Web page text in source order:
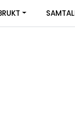
Infosenter